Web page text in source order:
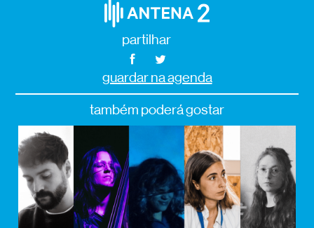
partilhar
guardar na agenda
também poderá gostar